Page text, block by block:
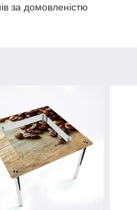
за домовленістю